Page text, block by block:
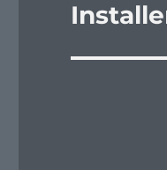
Publication